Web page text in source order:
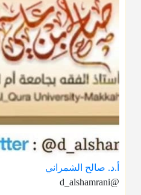
أ.د. صالح الشمراني
@d_alshamrani